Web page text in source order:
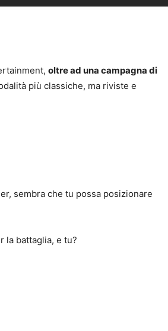
oltre ad una campagna di
più classiche, ma riviste e
sembra che tu possa posizionare
la battaglia, e tu?